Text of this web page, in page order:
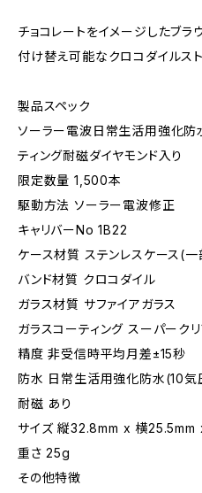
チョコレートをイメージしたブラ
付け替え可能なクロコダイルスト
製品スペック
ソーラー電波日常生活用強化
ティング耐磁ダイヤモンド入り
限定数量 1,500本
駆動方法 ソーラー電波修正
キャリバーNo 1B22
ケース材質 ステンレスケース(一
バンド材質 クロコダイル
ガラス材質 サファイアガラス
ガラスコーティング スーパーク
精度 非受信時平均月差±15秒
防水 日常生活用強化防水(10気
耐磁 あり
サイズ 縦32.8mm x 横25.5mm
重さ 25g
その他特徴